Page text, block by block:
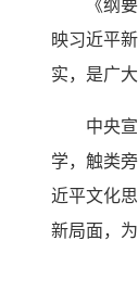
映习近平
实，是广
中央
学，触类
近平文化
新局面，